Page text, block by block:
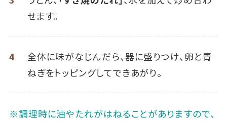
せます。
4
全体に味がなじんだら、器に盛りつけ、卵と青
ねぎをトッピングしてできあがり。
※調理時に油やたれがはねることがありますので、